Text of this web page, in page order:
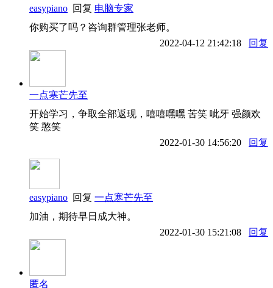
easypiano 回复 电脑专家
你购买了吗？咨询群管理张老师。
2022-04-12 21:42:18
回复
一点寒芒先至
开始学习，争取全部返现，嘻嘻嘿嘿 苦笑 呲牙 强颜欢
笑 憨笑
2022-01-30 14:56:20
回复
easypiano 回复 一点寒芒先至
加油，期待早日成大神。
2022-01-30 15:21:08
回复
匿名